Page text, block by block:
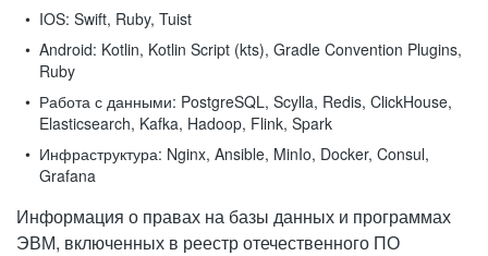
IOS: Swift, Ruby, Tuist
Android: Kotlin, Kotlin Script (kts), Gradle Convention Plugins,
Ruby
Работа с данными: PostgreSQL, Scylla, Redis, ClickHouse,
Elasticsearch, Kafka, Hadoop, Flink, Spark
Инфраструктура: Nginx, Ansible, MinIo, Docker, Consul,
Grafana
Информация о правах на базы данных и программах
ЭВМ, включенных в реестр отечественного ПО